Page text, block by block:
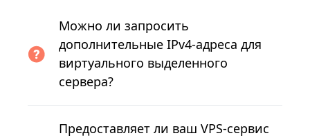
Можно ли запросить
дополнительные IPv4-адреса для
виртуального выделенного
сервера?
Предоставляет ли ваш VPS-сервис